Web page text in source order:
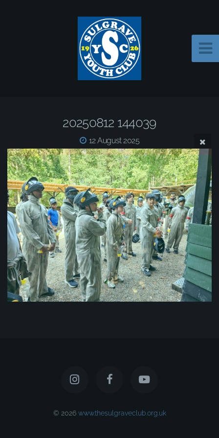
20250812 144039
12 August 2025
© 2026 www.thesulgraveclub.org.uk